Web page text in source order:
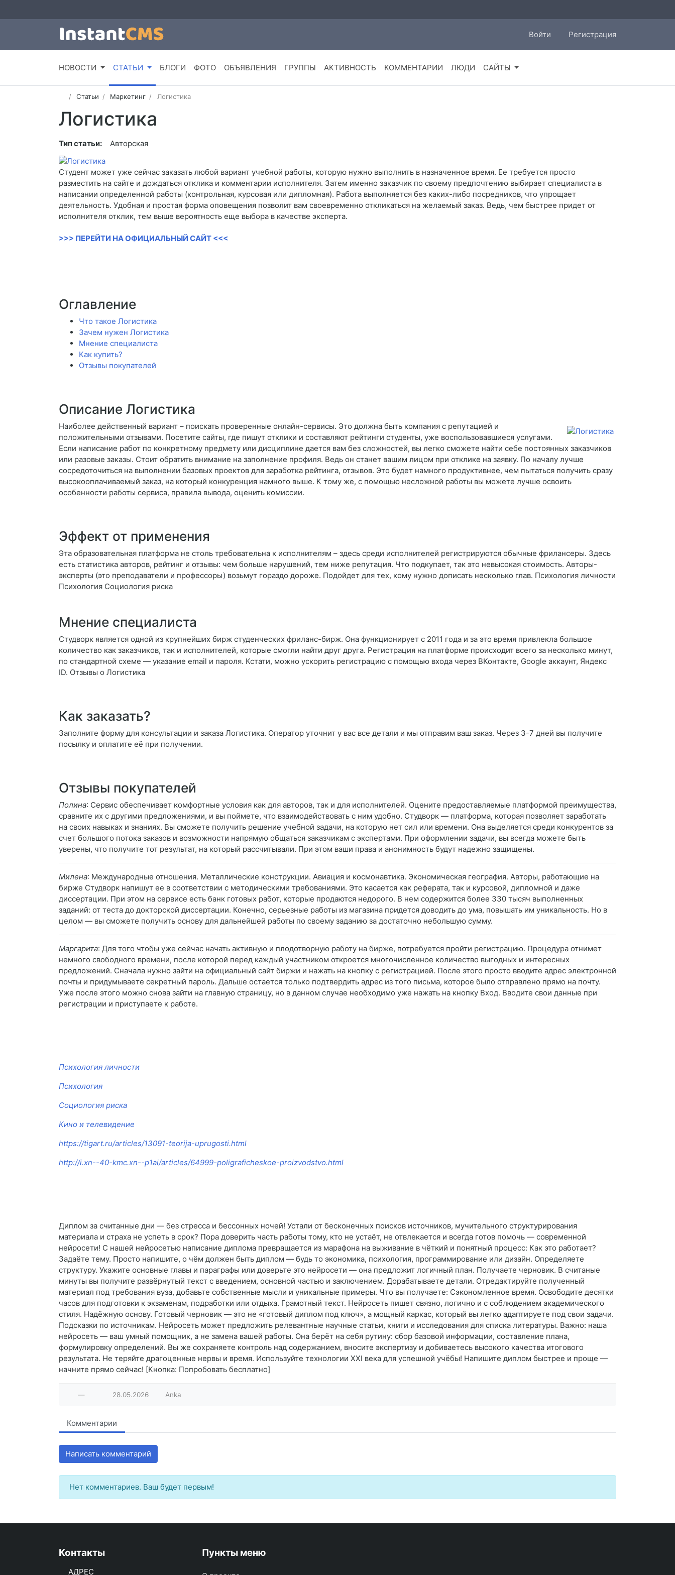
Войти Регистрация
НОВОСТИ СТАТЬИ БЛОГИ ФОТО ОБЪЯВЛЕНИЯ ГРУППЫ АКТИВНОСТЬ КОММЕНТАРИИ ЛЮДИ САЙТЫ
Статьи Маркетинг Логистика
Логистика
Тип статьи: Авторская
Студент может уже сейчас заказать любой вариант учебной работы, которую нужно выполнить в назначенное время. Ее требуется просто
разместить на сайте и дождаться отклика и комментарии исполнителя. Затем именно заказчик по своему предпочтению выбирает специалиста в
написании определенной работы (контрольная, курсовая или дипломная). Работа выполняется без каких-либо посредников, что упрощает
деятельность. Удобная и простая форма оповещения позволит вам своевременно откликаться на желаемый заказ. Ведь, чем быстрее придет от
исполнителя отклик, тем выше вероятность еще выбора в качестве эксперта.
>>> ПЕРЕЙТИ НА ОФИЦИАЛЬНЫЙ САЙТ <<<
Оглавление
Что такое Логистика
Зачем нужен Логистика
Мнение специалиста
Как купить?
Отзывы покупателей
Описание Логистика
Наиболее действенный вариант – поискать проверенные онлайн-сервисы. Это должна быть компания с репутацией и
положительными отзывами. Посетите сайты, где пишут отклики и составляют рейтинги студенты, уже воспользовавшиеся услугами.
Если написание работ по конкретному предмету или дисциплине дается вам без сложностей, вы легко сможете найти себе постоянных заказчиков
или разовые заказы. Стоит обратить внимание на заполнение профиля. Ведь он станет вашим лицом при отклике на заявку. По началу лучше
сосредоточиться на выполнении базовых проектов для заработка рейтинга, отзывов. Это будет намного продуктивнее, чем пытаться получить сразу
высокооплачиваемый заказ, на который конкуренция намного выше. К тому же, с помощью несложной работы вы можете лучше освоить
особенности работы сервиса, правила вывода, оценить комиссии.
Эффект от применения
Эта образовательная платформа не столь требовательна к исполнителям – здесь среди исполнителей регистрируются обычные фрилансеры. Здесь
есть статистика авторов, рейтинг и отзывы: чем больше нарушений, тем ниже репутация. Что подкупает, так это невысокая стоимость. Авторы-
эксперты (это преподаватели и профессоры) возьмут гораздо дороже. Подойдет для тех, кому нужно дописать несколько глав. Психология личности
Психология Социология риска
Мнение специалиста
Студворк является одной из крупнейших бирж студенческих фриланс-бирж. Она функционирует с 2011 года и за это время привлекла большое
количество как заказчиков, так и исполнителей, которые смогли найти друг друга. Регистрация на платформе происходит всего за несколько минут,
по стандартной схеме — указание email и пароля. Кстати, можно ускорить регистрацию с помощью входа через ВКонтакте, Google аккаунт, Яндекс
ID. Отзывы о Логистика
Как заказать?
Заполните форму для консультации и заказа Логистика. Оператор уточнит у вас все детали и мы отправим ваш заказ. Через 3-7 дней вы получите
посылку и оплатите её при получении.
Отзывы покупателей
Полина: Сервис обеспечивает комфортные условия как для авторов, так и для исполнителей. Оцените предоставляемые платформой преимущества,
сравните их с другими предложениями, и вы поймете, что взаимодействовать с ним удобно. Студворк — платформа, которая позволяет заработать
на своих навыках и знаниях. Вы сможете получить решение учебной задачи, на которую нет сил или времени. Она выделяется среди конкурентов за
счет большого потока заказов и возможности напрямую общаться заказчикам с экспертами. При оформлении задачи, вы всегда можете быть
уверены, что получите тот результат, на который рассчитывали. При этом ваши права и анонимность будут надежно защищены.
Милена: Международные отношения. Металлические конструкции. Авиация и космонавтика. Экономическая география. Авторы, работающие на
бирже Студворк напишут ее в соответствии с методическими требованиями. Это касается как реферата, так и курсовой, дипломной и даже
диссертации. При этом на сервисе есть банк готовых работ, которые продаются недорого. В нем содержится более 330 тысяч выполненных
заданий: от теста до докторской диссертации. Конечно, серьезные работы из магазина придется доводить до ума, повышать им уникальность. Но в
целом — вы сможете получить основу для дальнейшей работы по своему заданию за достаточно небольшую сумму.
Маргарита: Для того чтобы уже сейчас начать активную и плодотворную работу на бирже, потребуется пройти регистрацию. Процедура отнимет
немного свободного времени, после которой перед каждый участником откроется многочисленное количество выгодных и интересных
предложений. Сначала нужно зайти на официальный сайт биржи и нажать на кнопку с регистрацией. После этого просто вводите адрес электронной
почты и придумываете секретный пароль. Дальше остается только подтвердить адрес из того письма, которое было отправлено прямо на почту.
Уже после этого можно снова зайти на главную страницу, но в данном случае необходимо уже нажать на кнопку Вход. Вводите свои данные при
регистрации и приступаете к работе.
Психология личности
Психология
Социология риска
Кино и телевидение
https://tigart.ru/articles/13091-teorija-uprugosti.html
http://i.xn--40-kmc.xn--p1ai/articles/64999-poligraficheskoe-proizvodstvo.html
Диплом за считанные дни — без стресса и бессонных ночей! Устали от бесконечных поисков источников, мучительного структурирования
материала и страха не успеть в срок? Пора доверить часть работы тому, кто не устаёт, не отвлекается и всегда готов помочь — современной
нейросети! С нашей нейросетью написание диплома превращается из марафона на выживание в чёткий и понятный процесс: Как это работает?
Задаёте тему. Просто напишите, о чём должен быть диплом — будь то экономика, психология, программирование или дизайн. Определяете
структуру. Укажите основные главы и параграфы или доверьте это нейросети — она предложит логичный план. Получаете черновик. В считаные
минуты вы получите развёрнутый текст с введением, основной частью и заключением. Дорабатываете детали. Отредактируйте полученный
материал под требования вуза, добавьте собственные мысли и уникальные примеры. Что вы получаете: Сэкономленное время. Освободите десятки
часов для подготовки к экзаменам, подработки или отдыха. Грамотный текст. Нейросеть пишет связно, логично и с соблюдением академического
стиля. Надёжную основу. Готовый черновик — это не «готовый диплом под ключ», а мощный каркас, который вы легко адаптируете под свои задачи.
Подсказки по источникам. Нейросеть может предложить релевантные научные статьи, книги и исследования для списка литературы. Важно: наша
нейросеть — ваш умный помощник, а не замена вашей работы. Она берёт на себя рутину: сбор базовой информации, составление плана,
формулировку определений. Вы же сохраняете контроль над содержанием, вносите экспертизу и добиваетесь высокого качества итогового
результата. Не теряйте драгоценные нервы и время. Используйте технологии XXI века для успешной учёбы! Напишите диплом быстрее и проще —
начните прямо сейчас! [Кнопка: Попробовать бесплатно]
— 28.05.2026 Anka
Комментарии
Написать комментарий
Нет комментариев. Ваш будет первым!
Контакты
АДРЕС
Пункты меню